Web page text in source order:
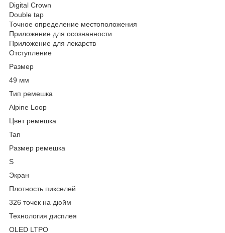
Digital Crown
Double tap
Точное определение местоположения
Приложение для осознанности
Приложение для лекарств
Отступление
Размер
49 мм
Тип ремешка
Alpine Loop
Цвет ремешка
Tan
Размер ремешка
S
Экран
Плотность пикселей
326 точек на дюйм
Технология дисплея
OLED LTPO